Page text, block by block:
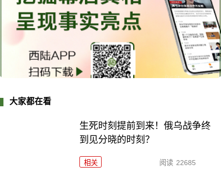
大家都在看
生死时刻提前到来！俄乌战争终
到见分晓的时刻？
相关 阅读 22685